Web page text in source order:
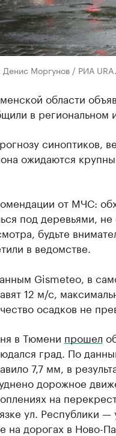
Моргунов / РИА
области
в региональном
синоптиков,
ожидаются
от МЧС:
под деревьями,
будьте
в ведомстве.
Gismeteo, в
12 м/с,
осадков не
в Тюмени прошел
град. По
7,7 мм, в
дорожное
на
ул. Республики
на дорогах в Ново-